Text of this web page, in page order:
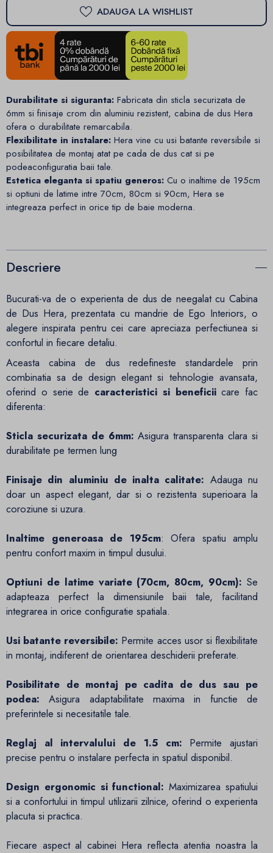
ADAUGA LA WISHLIST
Durabilitate si siguranta: Fabricata din sticla securizata de
6mm si finisaje crom din aluminiu rezistent, cabina de dus Hera
ofera o durabilitate remarcabila.
Flexibilitate in instalare: Hera vine cu usi batante reversibile si
posibilitatea de montaj atat pe cada de dus cat si pe
podeaconfiguratia baii tale.
Estetica eleganta si spatiu generos: Cu o inaltime de 195cm
si optiuni de latime intre 70cm, 80cm si 90cm, Hera se
integreaza perfect in orice tip de baie moderna.
Descriere
Bucurati-va de o experienta de dus de neegalat cu Cabina
de Dus Hera, prezentata cu mandrie de Ego Interiors, o
alegere inspirata pentru cei care apreciaza perfectiunea si
confortul in fiecare detaliu.
Aceasta cabina de dus redefineste standardele prin
combinatia sa de design elegant si tehnologie avansata,
oferind o serie de caracteristici si beneficiicare fac
diferenta:
Sticla securizata de 6mm: Asigura transparenta clara si
durabilitate pe termen lung
Finisaje din aluminiu de inalta calitate: Adauga nu
doar un aspect elegant, dar si o rezistenta superioara la
coroziune si uzura.
Inaltime generoasa de 195cm: Ofera spatiu amplu
pentru confort maxim in timpul dusului.
Optiuni de latime variate (70cm, 80cm, 90cm): Se
adapteaza perfect la dimensiunile baii tale, facilitand
integrarea in orice configuratie spatiala.
Usi batante reversibile: Permite acces usor si flexibilitate
in montaj, indiferent de orientarea deschiderii preferate.
Posibilitate de montaj pe cadita de dus sau pe
podea: Asigura adaptabilitate maxima in functie de
preferintele si necesitatile tale.
Reglaj al intervalului de 1.5 cm: Permite ajustari
precise pentru o instalare perfecta in spatiul disponibil.
Design ergonomic si functional: Maximizarea spatiului
si a confortului in timpul utilizarii zilnice, oferind o experienta
placuta si practica.
Fiecare aspect al cabinei Hera reflecta atentia noastra la